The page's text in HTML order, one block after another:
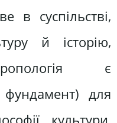
в суспільстві,
й історію,
є
для